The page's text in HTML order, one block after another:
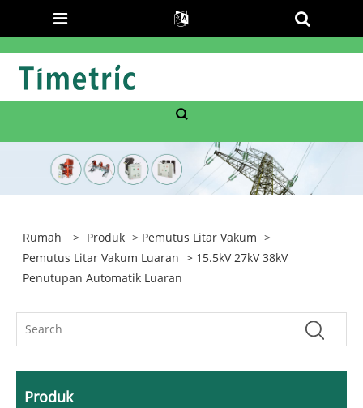
Rumah > Produk > Pemutus Litar Vakum >
Pemutus Litar Vakum Luaran > 15.5kV 27kV 38kV
Penutupan Automatik Luaran
Produk